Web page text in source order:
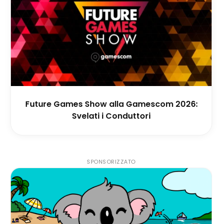
Future Games Show alla Gamescom 2026:
Svelati i Conduttori
SPONSORIZZATO